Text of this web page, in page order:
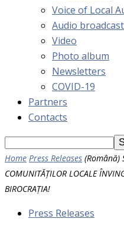
Voice of Local
Audio
Video
Photo album
Newsletters
COVID-19
Partners
Contacts
Home Press Releases (Română)
COMUNITĂȚILOR LOCALE
BIROCRAȚIA!
Press Releases